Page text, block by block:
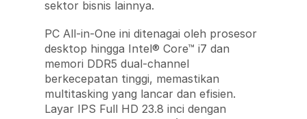
sektor bisnis lainnya.
PC All-in-One ini ditenagai oleh prosesor
desktop hingga Intel® Core™ i7 dan
memori DDR5 dual-channel
berkecepatan tinggi, memastikan
multitasking yang lancar dan efisien.
Layar IPS Full HD 23.8 inci dengan